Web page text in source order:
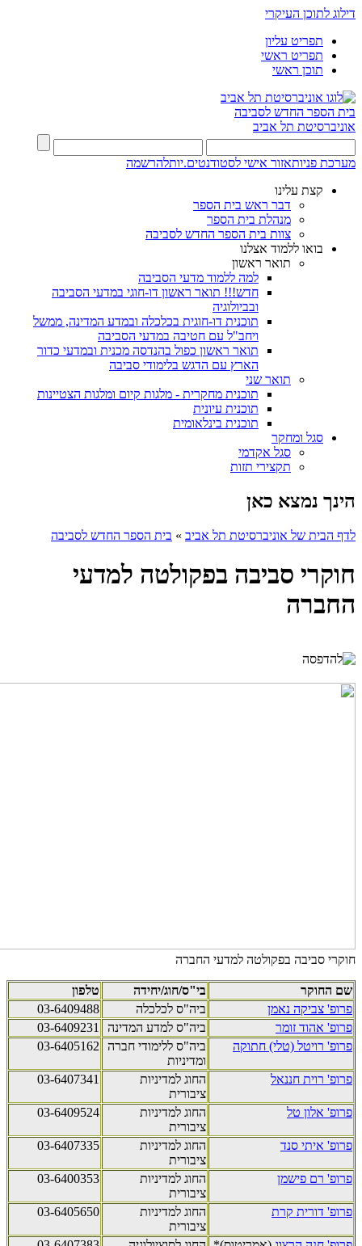
דילוג לתוכן העיקרי
תפריט עליון
תפריט ראשי
תוכן ראשי
בית הספר החדש לסביבה
אוניברסיטת תל אביב
מערכת פניותאזור אישי לסטודנטים.יותלהרשמה
קצת עלינו
דבר ראש בית הספר
מנהלת בית הספר
צוות בית הספר החדש לסביבה
בואו ללמוד אצלנו
תואר ראשון
למה ללמוד מדעי הסביבה
חדש!!! תואר ראשון דו-חוגי במדעי הסביבה
ובביולוגיה
תוכנית דו-חוגית בכלכלה ובמדע המדינה, ממשל
ויחב"ל עם חטיבה במדעי הסביבה
תואר ראשון כפול בהנדסה מכנית ובמדעי כדור
הארץ עם הדגש בלימודי סביבה
תואר שני
תוכנית מחקרית - מלגות קיום ומלגות הצטיינות
תוכנית עיונית
תוכנית בינלאומית
סגל ומחקר
סגל אקדמי
תקצירי תזות
הינך נמצא כאן
לדף הבית של אוניברסיטת תל אביב » בית הספר החדש לסביבה
חוקרי סביבה בפקולטה למדעי
החברה
חוקרי סביבה בפקולטה למדעי החברה
שם החוקר בי"ס/חוג/יחידה
טלפון
פרופ' צביקה נאמן
ביה"ס לכלכלה
03-6409488
פרופ' אהוד זומר
ביה"ס למדע המדינה
03-6409231
פרופ' רויטל (טלי) חתוקה
ביה"ס ללימודי חברה
ומדיניות
03-6405162
פרופ' רוית חננאל
החוג למדיניות
ציבורית
03-6407341
פרופ' אלון טל
החוג למדיניות
ציבורית
03-6409524
פרופ' איתי סנד
החוג למדיניות
ציבורית
03-6407335
פרופ' רם פישמן
החוג למדיניות
ציבורית
03-6400353
פרופ' דורית קרת
החוג למדיניות
ציבורית
03-6405650